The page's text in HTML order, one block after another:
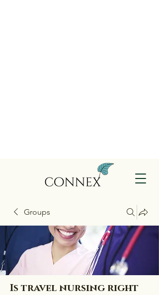
Groups
Is travel nursing right